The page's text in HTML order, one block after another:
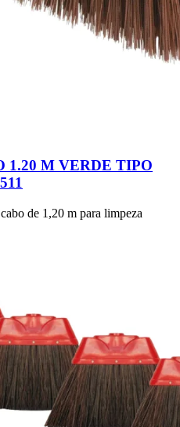
1.20 M VERDE TIPO
de 1,20 m para limpeza